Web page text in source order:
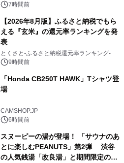
スの2施設で
7時間前
【2026年8月版】ふるさと納税でもら
える『玄米』の還元率ランキングを発
表
とくさと-ふるさと納税還元率ランキング-
9時間前
「Honda CB250T HAWK」Tシャツ登
場
CAMSHOP.JP
6時間前
スヌーピーの湯が登場！ 「サウナのあ
とに楽しむPEANUTS」第2弾 渋谷
の人気銭湯「改良湯」と期間限定のコ